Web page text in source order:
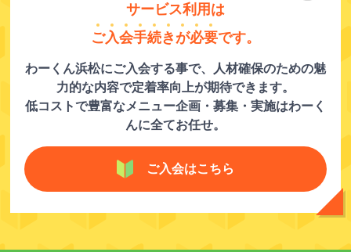
サービス利用は
ご入会手続き が必要です。
わーくん浜松にご入会する事で、人材確保のための魅
力的な内容で定着率向上が期待できます。
低コストで豊富なメニュー企画・募集・実施はわーく
んに全てお任せ。
ご入会はこちら